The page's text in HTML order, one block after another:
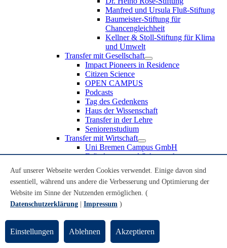
Manfred und Ursula Fluß-Stiftung
Baumeister-Stiftung für
Chancengleichheit
Kellner & Stoll-Stiftung für Klima
und Umwelt
Transfer mit Gesellschaft
Impact Pioneers in Residence
Citizen Science
OPEN CAMPUS
Podcasts
Tag des Gedenkens
Haus der Wissenschaft
Transfer in der Lehre
Seniorenstudium
Transfer mit Wirtschaft
Uni Bremen Campus GmbH
Erfindungen und Schutzrechte
Recruiting an der Universität Bremen
Weiterbildung an der Universität Bremen
Transfer mit Schule
Schülerinnen und Schüler
Schulklassen
Lehrkräfte
Gründungsunterstützung
Auf unserer Webseite werden Cookies verwendet. Einige davon sind
essentiell, während uns andere die Verbesserung und Optimierung der
Website im Sinne der Nutzenden ermöglichen. (
Datenschutzerklärung
Impressum )
Einstellungen Ablehnen Akzeptieren